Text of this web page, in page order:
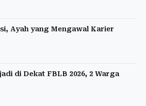
Ayah yang Mengawal Karier
di Dekat FBLB 2026, 2 Warga